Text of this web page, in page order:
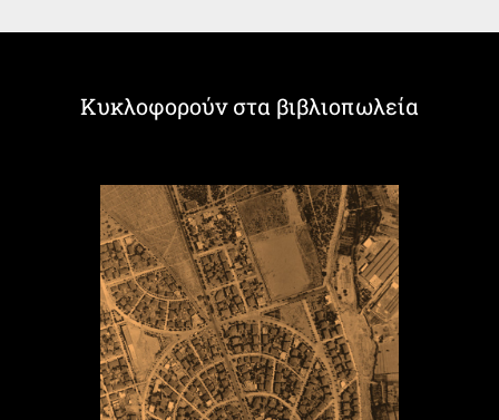
Κυκλοφορούν στα βιβλιοπωλεία